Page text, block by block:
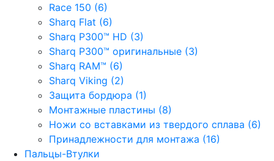
Race 150 (6)
Sharq Flat (6)
Sharq P300™ HD (3)
Sharq P300™ оригинальные (3)
Sharq RAM™ (6)
Sharq Viking (2)
Защита бордюра (1)
Монтажные пластины (8)
Ножи со вставками из твердого сплава (6)
Принадлежности для монтажа (16)
Пальцы-Втулки